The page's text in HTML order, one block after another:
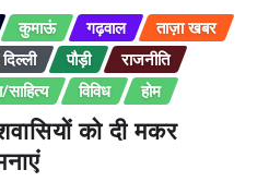
कुमाऊं गढ़वाल
ताज़ा खबर
पौड़ी
राजनीति
विविध होम
को दी मकर